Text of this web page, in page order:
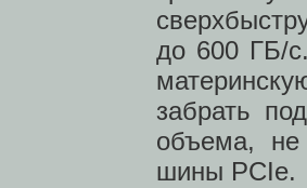
до 600 ГБ/
забрать
объема, не
шины PCIe.